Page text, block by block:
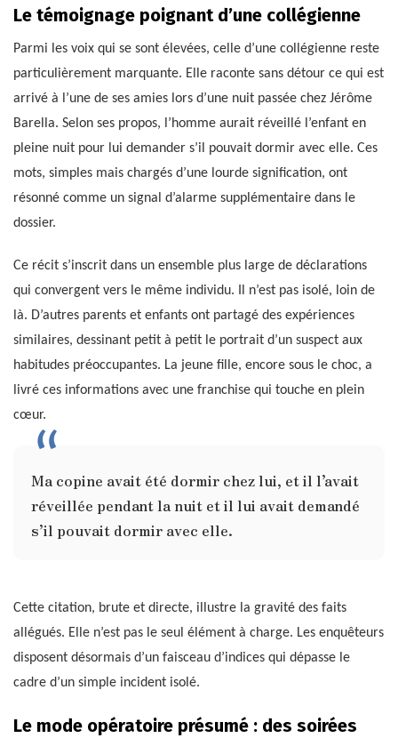
Le témoignage poignant d’une collégienne
Parmi les voix qui se sont élevées, celle d’une collégienne reste
particulièrement marquante. Elle raconte sans détour ce qui est
arrivé à l’une de ses amies lors d’une nuit passée chez Jérôme
Barella. Selon ses propos, l’homme aurait réveillé l’enfant en
pleine nuit pour lui demander s’il pouvait dormir avec elle. Ces
mots, simples mais chargés d’une lourde signification, ont
résonné comme un signal d’alarme supplémentaire dans le
dossier.
Ce récit s’inscrit dans un ensemble plus large de déclarations
qui convergent vers le même individu. Il n’est pas isolé, loin de
là. D’autres parents et enfants ont partagé des expériences
similaires, dessinant petit à petit le portrait d’un suspect aux
habitudes préoccupantes. La jeune fille, encore sous le choc, a
livré ces informations avec une franchise qui touche en plein
cœur.
Ma copine avait été dormir chez lui, et il l’avait
réveillée pendant la nuit et il lui avait demandé
s’il pouvait dormir avec elle.
Cette citation, brute et directe, illustre la gravité des faits
allégués. Elle n’est pas le seul élément à charge. Les enquêteurs
disposent désormais d’un faisceau d’indices qui dépasse le
cadre d’un simple incident isolé.
Le mode opératoire présumé : des soirées